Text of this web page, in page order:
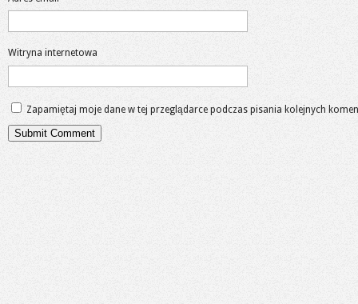
Witryna internetowa
Zapamiętaj moje dane w tej przeglądarce podczas pisania kolejnych